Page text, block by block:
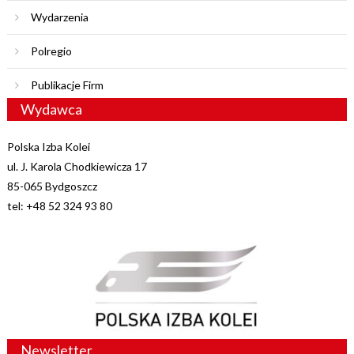
Wydarzenia
Polregio
Publikacje Firm
Wydawca
Polska Izba Kolei
ul. J. Karola Chodkiewicza 17
85-065 Bydgoszcz
tel: +48 52 324 93 80
Newsletter